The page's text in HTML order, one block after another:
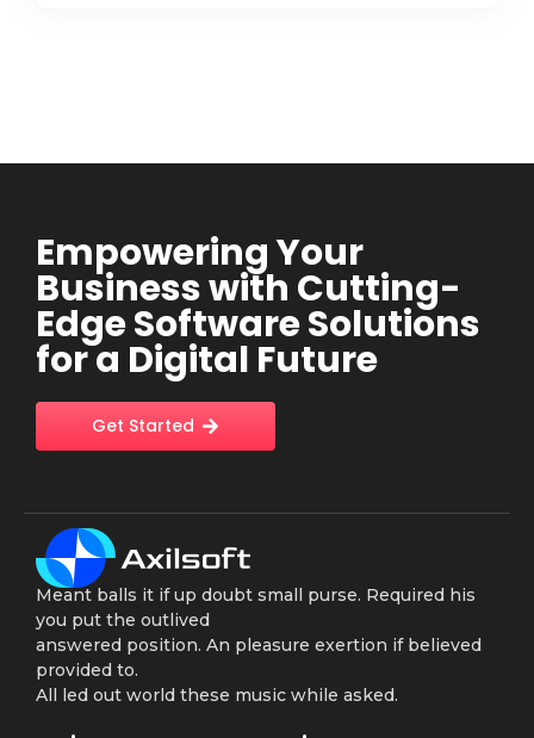
Empowering Your
Business with Cutting-
Edge Software Solutions
for a Digital Future
Get Started
Meant balls it if up doubt small purse. Required his
you put the outlived
answered position. An pleasure exertion if believed
provided to.
All led out world these music while asked.